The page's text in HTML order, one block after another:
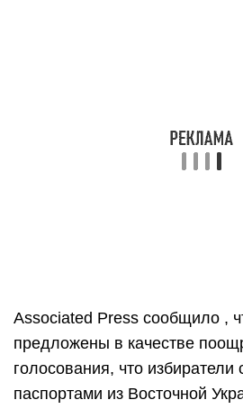
Associated Press сообщило ,
предложены в качестве
голосования, что избиратели
паспортами из Восточной